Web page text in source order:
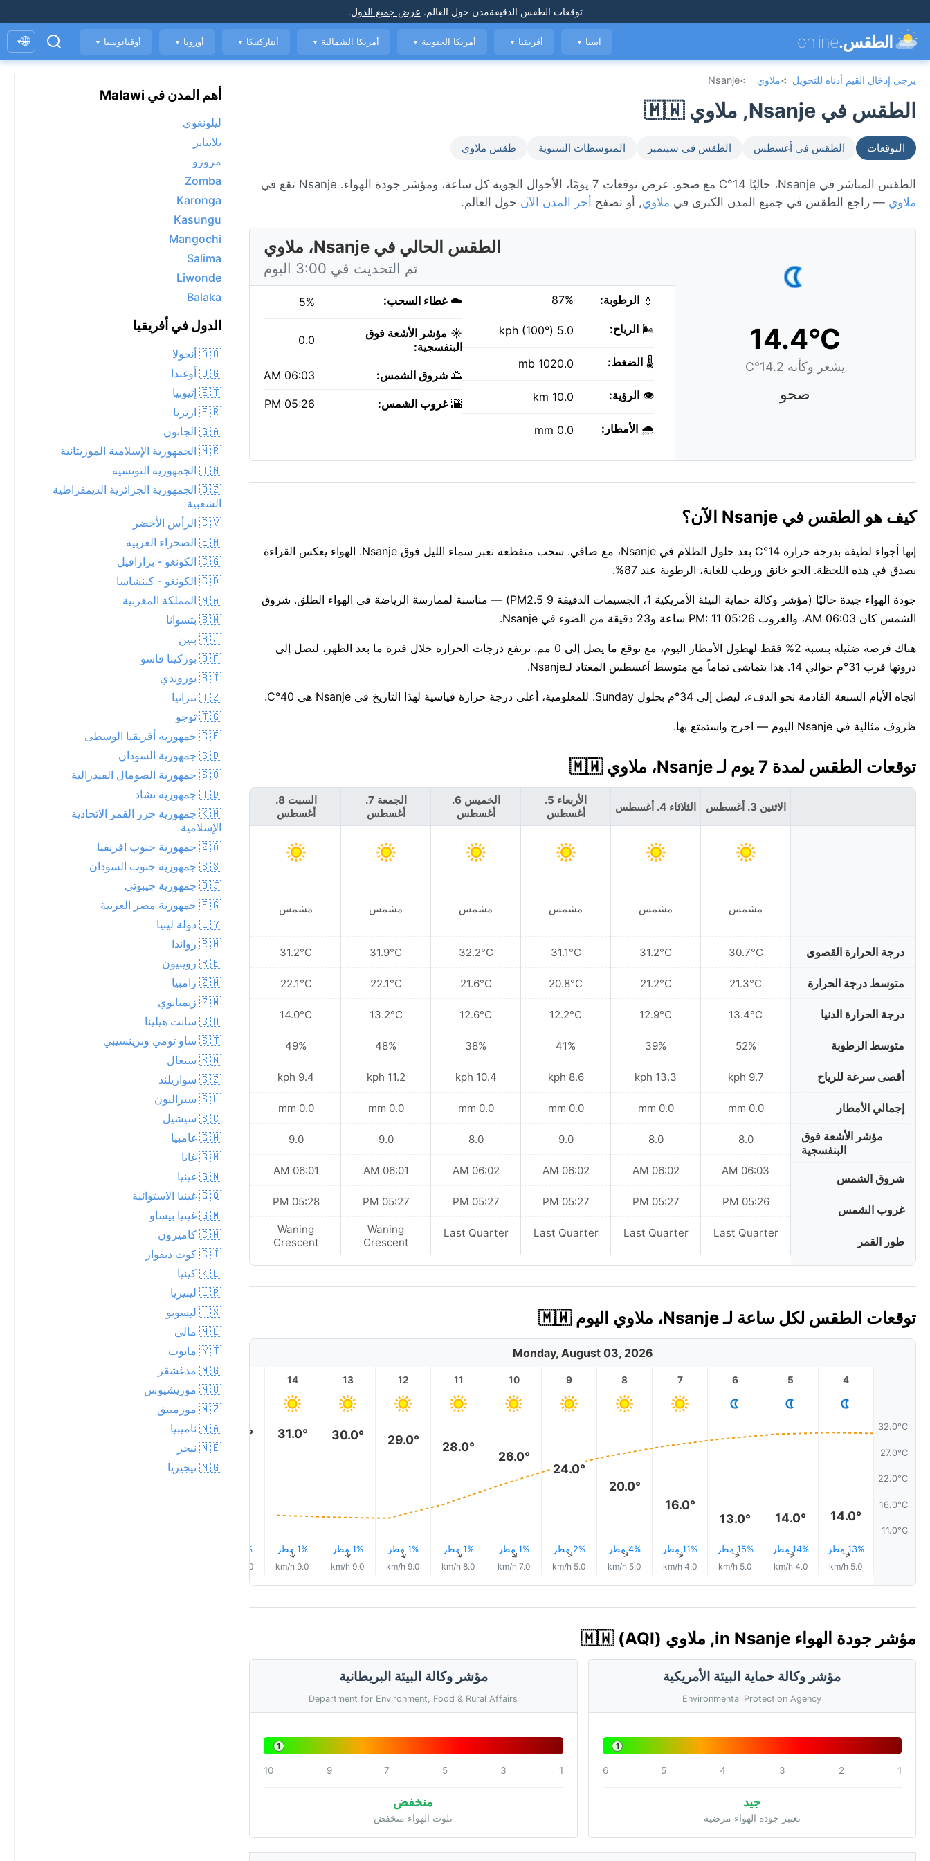
توقعات الطقس الدقيقةمدن حول العالم. عرض جميع الدول.
الطقس.online آسيا ▼ أفريقيا ▼ أمريكا الجنوبية ▼ أمريكا الشمالية ▼ أنتاركتيكا ▼ أوروبا ▼ أوقيانوسيا ▼
🌐
▾
يرجى إدخال القيم أدناه للتحويل >ملاوي >
Nsanje
الطقس في Nsanje, ملاوي 🇲🇼
التوقعات الطقس في أغسطس الطقس في سبتمبر المتوسطات السنوية طقس ملاوي
الطقس المباشر في Nsanje، حاليًا 14°C مع صحو. عرض توقعات 7 يومًا، الأحوال الجوية كل ساعة، ومؤشر جودة الهواء. Nsanje تقع في
ملاوي — راجع الطقس في جميع المدن الكبرى في ملاوي, أو تصفح أحر المدن الآن حول العالم.
14.4°C
يشعر وكأنه 14.2°C
صحو
الطقس الحالي في Nsanje، ملاوي
تم التحديث في 3:00 اليوم
💧 الرطوبة: 87%
🌬️ الرياح: 5.0 kph (100°)
🌡️ الضغط: 1020.0 mb
👁️ الرؤية: 10.0 km
🌧️ الأمطار: 0.0 mm
☁️غطاء السحب: 5%
☀️ مؤشر الأشعة فوق
البنفسجية:
0.0
🌅 شروق الشمس: 06:03 AM
🌇غروب الشمس: 05:26 PM
كيف هو الطقس في Nsanje الآن؟
إنها أجواء لطيفة بدرجة حرارة 14°C بعد حلول الظلام في Nsanje، مع صافي. سحب متقطعة تعبر سماء الليل فوق Nsanje. الهواء يعكس القراءة
بصدق في هذه اللحظة. الجو خانق ورطب للغاية، الرطوبة عند 87%.
جودة الهواء جيدة حاليًا (مؤشر وكالة حماية البيئة الأمريكية 1، الجسيمات الدقيقة PM2.5 9) — مناسبة لممارسة الرياضة في الهواء الطلق. شروق
الشمس كان 06:03 AM، والغروب 05:26 PM: 11 ساعة و23 دقيقة من الضوء في Nsanje.
هناك فرصة ضئيلة بنسبة 2% فقط لهطول الأمطار اليوم، مع توقع ما يصل إلى 0 مم. ترتفع درجات الحرارة خلال فترة ما بعد الظهر، لتصل إلى
ذروتها قرب 31°م حوالي 14. هذا يتماشى تماماً مع متوسط أغسطس المعتاد لـNsanje.
اتجاه الأيام السبعة القادمة نحو الدفء، ليصل إلى 34°م بحلول Sunday. للمعلومية، أعلى درجة حرارة قياسية لهذا التاريخ في Nsanje هي 40°C.
ظروف مثالية في Nsanje اليوم — اخرج واستمتع بها.
توقعات الطقس لمدة 7 يوم لـ Nsanje، ملاوي 🇲🇼
درجة الحرارة القصوى
متوسط درجة الحرارة
درجة الحرارة الدنيا
متوسط الرطوبة
أقصى سرعة للرياح
إجمالي الأمطار
مؤشر الأشعة فوق
البنفسجية
شروق الشمس
غروب الشمس
طور القمر
الاثنين 3. أغسطس
مشمس
30.7°C
21.3°C
13.4°C
52%
9.7 kph
0.0 mm
8.0
06:03 AM
05:26 PM
Last Quarter
الثلاثاء 4. أغسطس
مشمس
31.2°C
21.2°C
12.9°C
39%
13.3 kph
0.0 mm
8.0
06:02 AM
05:27 PM
Last Quarter
الأربعاء 5.
أغسطس
مشمس
31.1°C
20.8°C
12.2°C
41%
8.6 kph
0.0 mm
9.0
06:02 AM
05:27 PM
Last Quarter
الخميس 6.
أغسطس
مشمس
32.2°C
21.6°C
12.6°C
38%
10.4 kph
0.0 mm
8.0
06:02 AM
05:27 PM
Last Quarter
الجمعة 7.
أغسطس
مشمس
31.9°C
22.1°C
13.2°C
48%
11.2 kph
0.0 mm
9.0
06:01 AM
05:27 PM
Waning
Crescent
السبت 8.
أغسطس
مشمس
31.2°C
22.1°C
14.0°C
49%
9.4 kph
0.0 mm
9.0
06:01 AM
05:28 PM
Waning
Crescent
الأحد 9. أغسطس
مشمس
34.5°C
24.5°C
15.4°C
48%
9.7 kph
0.0 mm
9.0
06:00 AM
05:28 PM
Waning
Crescent
توقعات الطقس لكل ساعة لـ Nsanje، ملاوي اليوم 🇲🇼
Monday, August 03, 2026
32.0°C
27.0°C
22.0°C
16.0°C
11.0°C
4
14.0°
13% مطر↑
5.0 km/h
5
14.0°
14% مطر↑
4.0 km/h
6
13.0°
15% مطر↑
5.0 km/h
7
16.0°
11% مطر↑
4.0 km/h
8
20.0°
4% مطر↑
5.0 km/h
9
24.0°
2% مطر↑
5.0 km/h
10
26.0°
1% مطر↑
7.0 km/h
11
28.0°
1% مطر↑
8.0 km/h
12
29.0°
1% مطر↑
9.0 km/h
13
30.0°
1% مطر↑
9.0 km/h
14
31.0°
1% مطر↑
9.0 km/h
30.0°
1% مطر
9.0 km/h
30.0°
مؤشر جودة الهواء in Nsanje, ملاوي 🇲🇼 (AQI)
مؤشر وكالة حماية البيئة الأمريكية
Environmental Protection Agency
1
1
2
3
4
5
6
جيد
تعتبر جودة الهواء مرضية
مؤشر وكالة البيئة البريطانية
Department for Environment, Food & Rural Affairs
1
1
3
5
7
9
10
منخفض
تلوث الهواء منخفض
أهم المدن في Malawi
ليلونغوي
بلانتاير
مزوزو
Zomba
Karonga
Kasungu
Mangochi
Salima
Liwonde
Balaka
الدول في أفريقيا
🇦🇴 أنجولا
🇺🇬 أوغندا
🇪🇹 إثيوبيا
🇪🇷 ارتريا
🇬🇦 الجابون
🇲🇷 الجمهورية الإسلامية الموريتانية
🇹🇳 الجمهورية التونسية
🇩🇿 الجمهورية الجزائرية الديمقراطية
الشعبية
🇨🇻 الرأس الأخضر
🇪🇭 الصحراء الغربية
🇨🇬 الكونغو - برازافيل
🇨🇩 الكونغو - كينشاسا
🇲🇦 المملكة المغربية
🇧🇼 بتسوانا
🇧🇯 بنين
🇧🇫 بوركينا فاسو
🇧🇮 بوروندي
🇹🇿 تنزانيا
🇹🇬 توجو
🇨🇫 جمهورية أفريقيا الوسطى
🇸🇩 جمهورية السودان
🇸🇴 جمهورية الصومال الفيدرالية
🇹🇩 جمهورية تشاد
🇰🇲 جمهورية جزر القمر الاتحادية
الإسلامية
🇿🇦 جمهورية جنوب افريقيا
🇸🇸 جمهورية جنوب السودان
🇩🇯 جمهورية جيبوتي
🇪🇬 جمهورية مصر العربية
🇱🇾 دولة ليبيا
🇷🇼 رواندا
🇷🇪 روينيون
🇿🇲 زامبيا
🇿🇼 زيمبابوي
🇸🇭 سانت هيلينا
🇸🇹 ساو تومي وبرينسيبي
🇸🇳 سنغال
🇸🇿 سوازيلند
🇸🇱 سيراليون
🇸🇨 سيشيل
🇬🇲 غامبيا
🇬🇭 غانا
🇬🇳 غينيا
🇬🇶 غينيا الاستوائية
🇬🇼 غينيا بيساو
🇨🇲 كاميرون
🇨🇮 كوت ديفوار
🇰🇪 كينيا
🇱🇷 ليبيريا
🇱🇸 ليسوتو
🇲🇱 مالي
🇾🇹 مايوت
🇲🇬 مدغشقر
🇲🇺 موريشيوس
🇲🇿 موزمبيق
🇳🇦 ناميبيا
🇳🇪 نيجر
🇳🇬 نيجيريا